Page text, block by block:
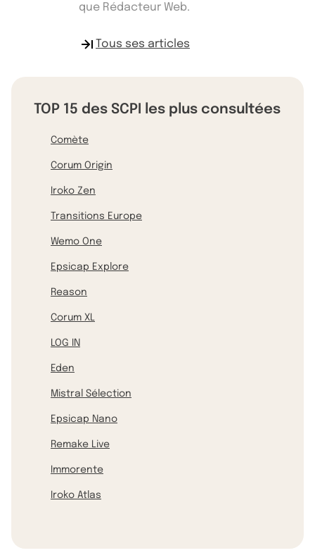
que Rédacteur Web.
Tous ses articles
TOP 15 des SCPI les plus consultées
Comète
Corum Origin
Iroko Zen
Transitions Europe
Wemo One
Epsicap Explore
Reason
Corum XL
LOG IN
Eden
Mistral Sélection
Epsicap Nano
Remake Live
Immorente
Iroko Atlas